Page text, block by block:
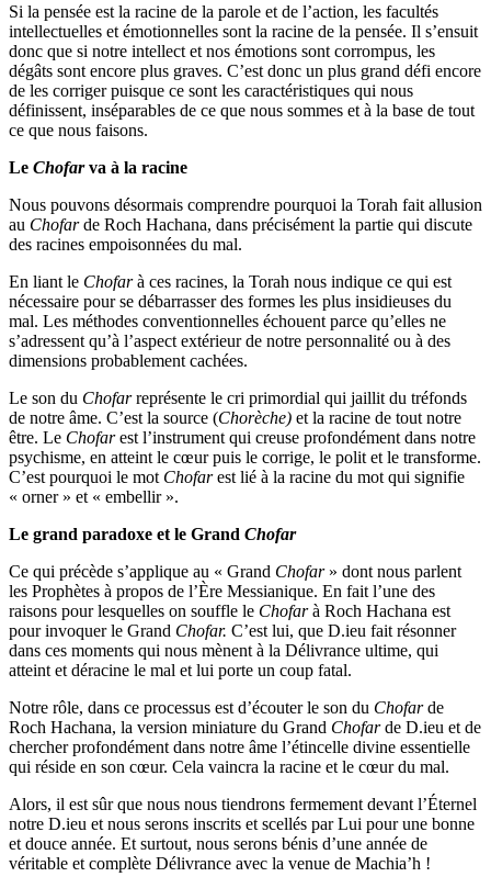
Si la pensée est la racine de la parole et de l’action, les facultés
intellectuelles et émotionnelles sont la racine de la pensée. Il s’ensuit
donc que si notre intellect et nos émotions sont corrompus, les
dégâts sont encore plus graves. C’est donc un plus grand défi encore
de les corriger puisque ce sont les caractéristiques qui nous
définissent, inséparables de ce que nous sommes et à la base de tout
ce que nous faisons.
Le Chofarva à la racine
Nous pouvons désormais comprendre pourquoi la Torah fait allusion
au Chofarde Roch Hachana, dans précisément la partie qui discute
des racines empoisonnées du mal.
En liant le Chofarà ces racines, la Torah nous indique ce qui est
nécessaire pour se débarrasser des formes les plus insidieuses du
mal. Les méthodes conventionnelles échouent parce qu’elles ne
s’adressent qu’à l’aspect extérieur de notre personnalité ou à des
dimensions probablement cachées.
Le son du Chofarreprésente le cri primordial qui jaillit du tréfonds
de notre âme. C’est la source (Chorèche) et la racine de tout notre
être. Le Chofarest l’instrument qui creuse profondément dans notre
psychisme, en atteint le cœur puis le corrige, le polit et le transforme.
C’est pourquoi le mot Chofarest lié à la racine du mot qui signifie
« orner » et « embellir ».
Le grand paradoxe et le Grand Chofar
Ce qui précède s’applique au « Grand Chofar» dont nous parlent
les Prophètes à propos de l’Ère Messianique. En fait l’une des
raisons pour lesquelles on souffle le Chofarà Roch Hachana est
pour invoquer le Grand Chofar. C’est lui, que D.ieu fait résonner
dans ces moments qui nous mènent à la Délivrance ultime, qui
atteint et déracine le mal et lui porte un coup fatal.
Notre rôle, dans ce processus est d’écouter le son du Chofarde
Roch Hachana, la version miniature du Grand Chofarde D.ieu et de
chercher profondément dans notre âme l’étincelle divine essentielle
qui réside en son cœur. Cela vaincra la racine et le cœur du mal.
Alors, il est sûr que nous nous tiendrons fermement devant l’Éternel
notre D.ieu et nous serons inscrits et scellés par Lui pour une bonne
et douce année. Et surtout, nous serons bénis d’une année de
véritable et complète Délivrance avec la venue de Machia’h !